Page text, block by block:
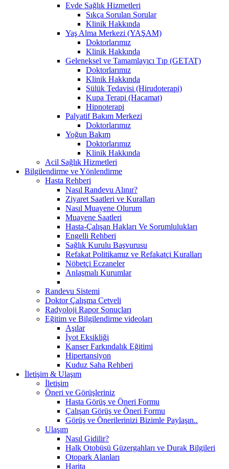
Evde Sağlık Hizmetleri
Sıkça Sorulan Sorular
Klinik Hakkında
Yaş Alma Merkezi (YAŞAM)
Doktorlarımız
Klinik Hakkında
Geleneksel ve Tamamlayıcı Tıp (GETAT)
Doktorlarımız
Klinik Hakkında
Sülük Tedavisi (Hirudoterapi)
Kupa Terapi (Hacamat)
Hipnoterapi
Palyatif Bakım Merkezi
Doktorlarımız
Yoğun Bakım
Doktorlarımız
Klinik Hakkında
Acil Sağlık Hizmetleri
Bilgilendirme ve Yönlendirme
Hasta Rehberi
Nasıl Randevu Alınır?
Ziyaret Saatleri ve Kuralları
Nasıl Muayene Olurum
Muayene Saatleri
Hasta-Çalışan Hakları Ve Sorumlulukları
Engelli Rehberi
Sağlık Kurulu Başvurusu
Refakat Politikamız ve Refakatçi Kuralları
Nöbetçi Eczaneler
Anlaşmalı Kurumlar
Randevu Sistemi
Doktor Çalışma Cetveli
Radyoloji Rapor Sonuçları
Eğitim ve Bilgilendirme videoları
Aşılar
İyot Eksikliği
Kanser Farkındalık Eğitimi
Hipertansiyon
Kuduz Saha Rehberi
İletişim & Ulaşım
İletişim
Öneri ve Görüşleriniz
Hasta Görüş ve Öneri Formu
Çalışan Görüş ve Öneri Formu
Görüş ve Önerilerinizi Bizimle Paylaşın..
Ulaşım
Nasıl Gidilir?
Halk Otobüsü Güzergahları ve Durak Bilgileri
Otopark Alanları
Harita